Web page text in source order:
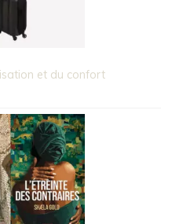
et du confort